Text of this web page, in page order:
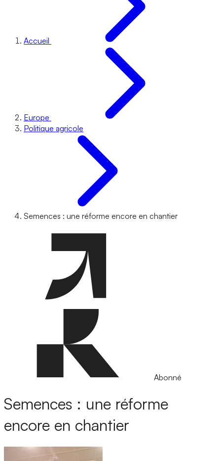
Accueil
Europe
Politique agricole
Semences : une réforme encore en chantier
Abonné
Semences : une réforme
encore en chantier